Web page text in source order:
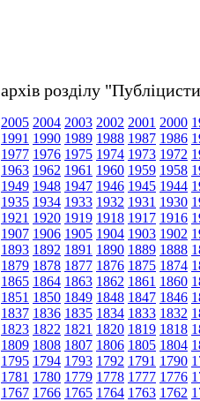
архів розділу
2005 2004 2003 2002 2001 2000
1991 1990 1989 1988 1987 1986
1977 1976 1975 1974 1973 1972
1963 1962 1961 1960 1959 1958
1949 1948 1947 1946 1945 1944
1935 1934 1933 1932 1931 1930
1921 1920 1919 1918 1917 1916
1907 1906 1905 1904 1903 1902
1893 1892 1891 1890 1889 1888
1879 1878 1877 1876 1875 1874
1865 1864 1863 1862 1861 1860
1851 1850 1849 1848 1847 1846
1837 1836 1835 1834 1833 1832
1823 1822 1821 1820 1819 1818
1809 1808 1807 1806 1805 1804
1795 1794 1793 1792 1791 1790
1781 1780 1779 1778 1777 1776
1767 1766 1765 1764 1763 1762